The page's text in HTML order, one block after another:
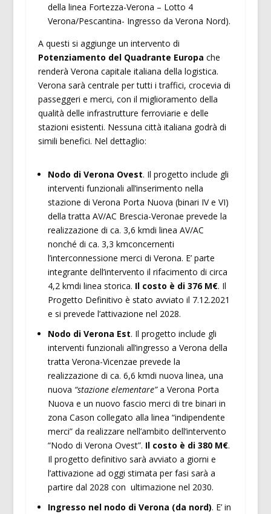
della linea Fortezza-Verona – Lotto 4
Verona/Pescantina- Ingresso da Verona Nord).
A questi si aggiunge un intervento di
Potenziamento del Quadrante Europa che
renderà Verona capitale italiana della logistica.
Verona sarà centrale per tutti i traffici, crocevia di
passeggeri e merci, con il miglioramento della
qualità delle infrastrutture ferroviarie e delle
stazioni esistenti. Nessuna città italiana godrà di
simili benefici. Nel dettaglio:
Nodo di Verona Ovest. Il progetto include gli
interventi funzionali all’inserimento nella
stazione di Verona Porta Nuova (binari IV e VI)
della tratta AV/AC Brescia-Veronae prevede la
realizzazione di ca. 3,6 kmdi linea AV/AC
nonché di ca. 3,3 kmconcernenti
l’interconnessione merci di Verona. E’ parte
integrante dell’intervento il rifacimento di circa
4,2 kmdi linea storica. Il costo è di 376 M€. Il
Progetto Definitivo è stato avviato il 7.12.2021
e si prevede l’attivazione nel 2028.
Nodo di Verona Est. Il progetto include gli
interventi funzionali all’ingresso a Verona della
tratta Verona-Vicenzae prevede la
realizzazione di ca. 6,6 kmdi nuova linea, una
nuova “stazione elementare”a Verona Porta
Nuova e un nuovo fascio merci di tre binari in
zona Cason collegato alla linea “indipendente
merci” da realizzare nell’ambito dell’intervento
“Nodo di Verona Ovest”. Il costo è di 380 M€.
Il progetto definitivo sarà avviato a giorni e
l’attivazione ad oggi stimata per fasi sarà a
partire dal 2028 con ultimazione nel 2030.
Ingresso nel nodo di Verona (da nord). E’ in